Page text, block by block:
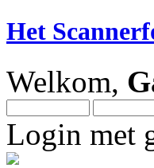
Het
Welkom,
Login met